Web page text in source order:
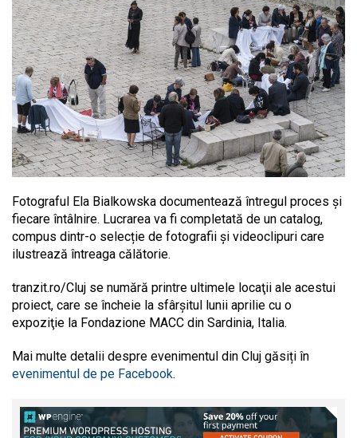
Fotograful Ela Bialkowska documentează întregul proces și
fiecare întâlnire. Lucrarea va fi completată de un catalog,
compus dintr-o selecție de fotografii și videoclipuri care
ilustrează întreaga călătorie.
tranzit.ro/Cluj se numără printre ultimele locaţii ale acestui
proiect, care se încheie la sfârşitul lunii aprilie cu o
expoziţie la Fondazione MACC din Sardinia, Italia.
Mai multe detalii despre evenimentul din Cluj găsiți în
evenimentul de pe Facebook.